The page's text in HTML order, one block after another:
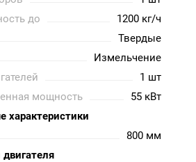
до
1200 кг/ч
Твердые
Измельчение
1 шт
мощность
55 кВт
характеристики
800 мм